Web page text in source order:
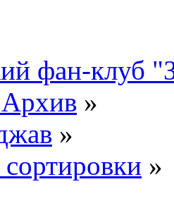
фан-клуб
»
»
»